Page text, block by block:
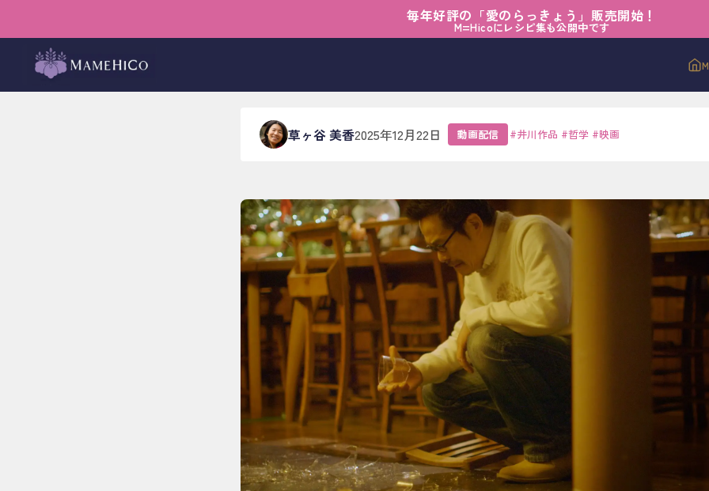
毎年好評の「愛のらっきょう」販売開始！
M=Hicoにレシピ集も公開中です
日常に物語がある
日常に物語がある
草ヶ谷 美香2025年12月22日 動画配信 #井川作品 #哲学 #映画